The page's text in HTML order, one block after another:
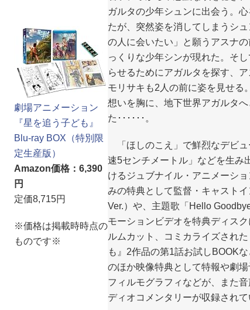
劇場アニメーション
『星を追う子ども』
Blu-ray BOX（特別限
定生産版）
Amazon価格：6,390
円
定価8,715円
※価格は掲載時時点の
ものです※
ガルタの少年シュンに出会う。
たが、突然姿を消してしまうシ
の人に会いたい」と願うアスナ
っくりな少年シンが現れた。そ
らせるためにアガルタを探す、
モリサキも2人の前に姿を見せる
想いを胸に、地下世界アガルタへ
た･･････。
「ほしのこえ」で鮮烈なデビュ
速5センチメートル」などを生み
けるジュブナイル・アニメーシ
みの特典として監督・キャスト
Ver.）や、主題歌「Hello
モーションビデオを特典ディス
ルムカット、コミカライズされ
も』2作品の第1話お試しBOOK
のほか映像特典として特報や劇
フィルモグラフィなどが、また
ディオコメンタリーが収録されて